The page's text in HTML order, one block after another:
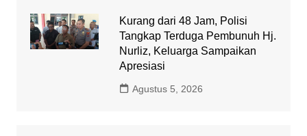
Kurang dari 48 Jam, Polisi
Tangkap Terduga Pembunuh Hj.
Nurliz, Keluarga Sampaikan
Apresiasi
Agustus 5, 2026